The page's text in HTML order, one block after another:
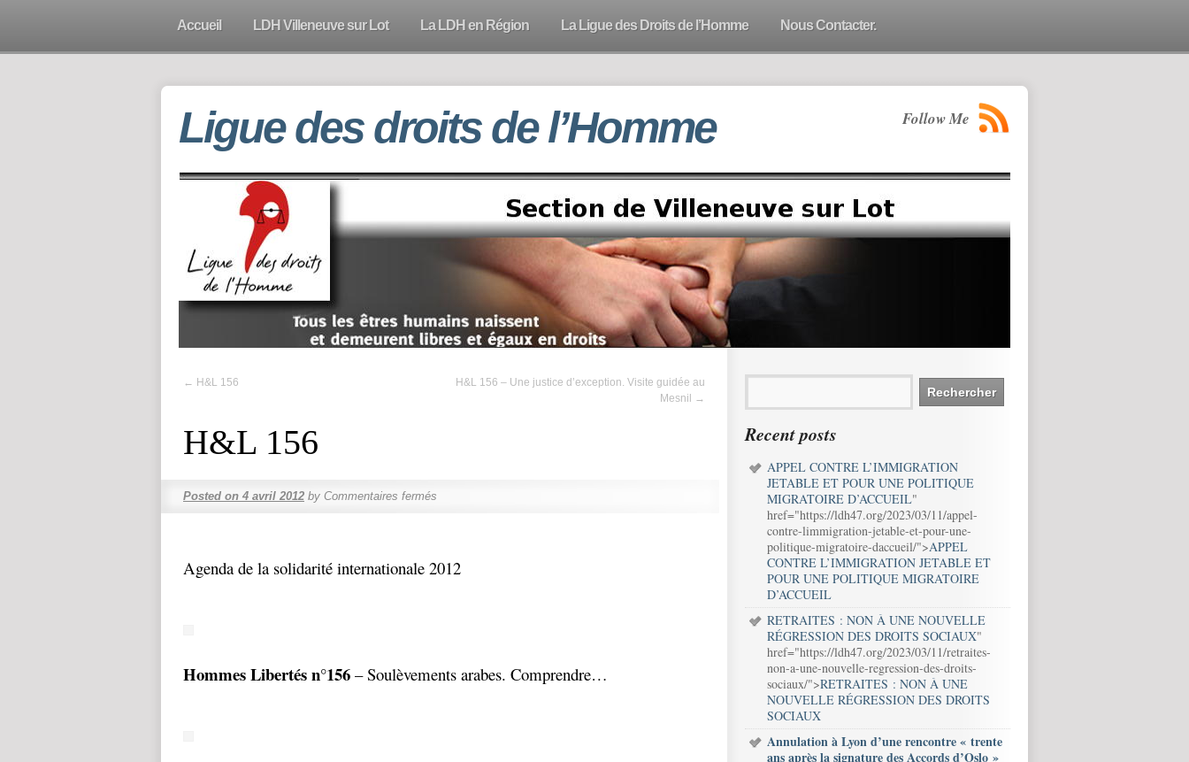
Accueil LDH Villeneuve sur Lot La LDH en Région La Ligue des Droits de l’Homme Nous Contacter.
Ligue des droits de l’Homme Follow Me
← H&L 156
H&L 156 – Une justice d’exception. Visite guidée au
Mesnil
→
H&L 156
Posted on 4 avril 2012 by Commentaires fermés
Agenda de la solidarité internationale 2012
Hommes Libertés n°156 – Soulèvements arabes. Comprendre…
Recent posts
APPEL CONTRE L’IMMIGRATION
JETABLE ET POUR UNE POLITIQUE
MIGRATOIRE D’ACCUEIL"
href="https://ldh47.org/2023/03/11/appel-
contre-limmigration-jetable-et-pour-une-
politique-migratoire-daccueil/">APPEL
CONTRE L’IMMIGRATION JETABLE ET
POUR UNE POLITIQUE MIGRATOIRE
D’ACCUEIL
RETRAITES : NON À UNE NOUVELLE
RÉGRESSION DES DROITS SOCIAUX"
href="https://ldh47.org/2023/03/11/retraites-
non-a-une-nouvelle-regression-des-droits-
sociaux/">RETRAITES : NON À UNE
NOUVELLE RÉGRESSION DES DROITS
SOCIAUX
Annulation à Lyon d’une rencontre « trente
ans après la signature des Accords d’Oslo »